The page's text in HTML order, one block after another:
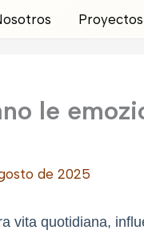
Proyectos
le
de 2025
vita quotidiana,